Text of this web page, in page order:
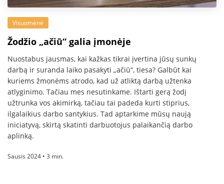
Visuomenė
Žodžio „ačiū“ galia įmonėje
Nuostabus jausmas, kai kažkas tikrai įvertina jūsų sunkų
darbą ir suranda laiko pasakyti „ačiū“, tiesa? Galbūt kai
kuriems žmonėms atrodo, kad už atliktą darbą užtenka
atlyginimo. Tačiau mes nesutinkame. Ištarti gerą žodį
užtrunka vos akimirką, tačiau tai padeda kurti stiprius,
ilgalaikius darbo santykius. Tad aptarkime mūsų naują
iniciatyvą, skirtą skatinti darbuotojus palaikančią darbo
aplinką.
Sausis 2024 • 3 min.